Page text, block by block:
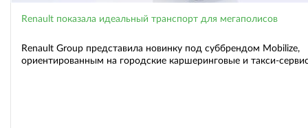
Renault показала идеальный транспорт для мегаполисов
Renault Group представила новинку под суббрендом Mobilize,
ориентированным на городские каршеринговые и такси-